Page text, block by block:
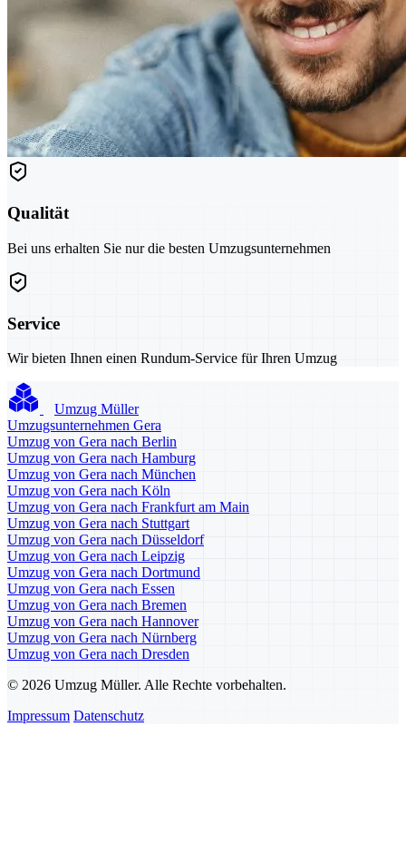
Qualität
Bei uns erhalten Sie nur die besten Umzugsunternehmen
Service
Wir bieten Ihnen einen Rundum-Service für Ihren Umzug
Umzug Müller
Umzugsunternehmen Gera
Umzug von Gera nach Berlin
Umzug von Gera nach Hamburg
Umzug von Gera nach München
Umzug von Gera nach Köln
Umzug von Gera nach Frankfurt am Main
Umzug von Gera nach Stuttgart
Umzug von Gera nach Düsseldorf
Umzug von Gera nach Leipzig
Umzug von Gera nach Dortmund
Umzug von Gera nach Essen
Umzug von Gera nach Bremen
Umzug von Gera nach Hannover
Umzug von Gera nach Nürnberg
Umzug von Gera nach Dresden
© 2026 Umzug Müller. Alle Rechte vorbehalten.
Impressum Datenschutz